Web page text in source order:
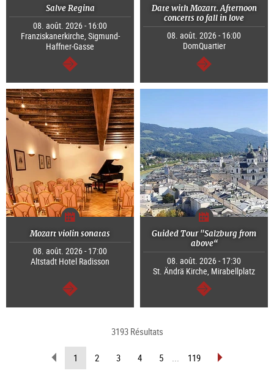
Salve Regina
08. août. 2026 - 16:00
Franziskanerkirche, Sigmund-
Haffner-Gasse
Continuer
Date with Mozart. Afternoon
concerts to fall in love
08. août. 2026 - 16:00
DomQuartier
Continuer
Mozart violin sonatas
08. août. 2026 - 17:00
Altstadt Hotel Radisson
Continuer
Guided Tour "Salzburg from
above“
08. août. 2026 - 17:30
St. Ändrä Kirche, Mirabellplatz
Continuer
3193 Résultats
Revenir
d’une
1 (Page
actuelle)
2 3 4 5 ... 119 Avancer